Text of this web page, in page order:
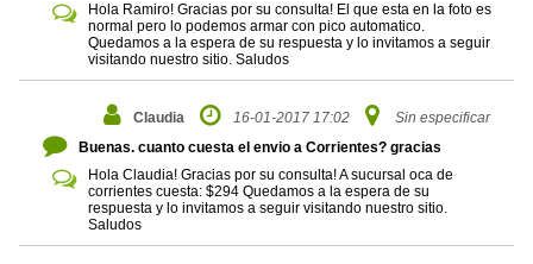
Hola Ramiro! Gracias por su consulta! El que esta en la foto es
normal pero lo podemos armar con pico automatico.
Quedamos a la espera de su respuesta y lo invitamos a seguir
visitando nuestro sitio. Saludos
Claudia 16-01-2017 17:02
Sin especificar
Buenas. cuanto cuesta el envio a Corrientes? gracias
Hola Claudia! Gracias por su consulta! A sucursal oca de
corrientes cuesta: $294 Quedamos a la espera de su
respuesta y lo invitamos a seguir visitando nuestro sitio.
Saludos